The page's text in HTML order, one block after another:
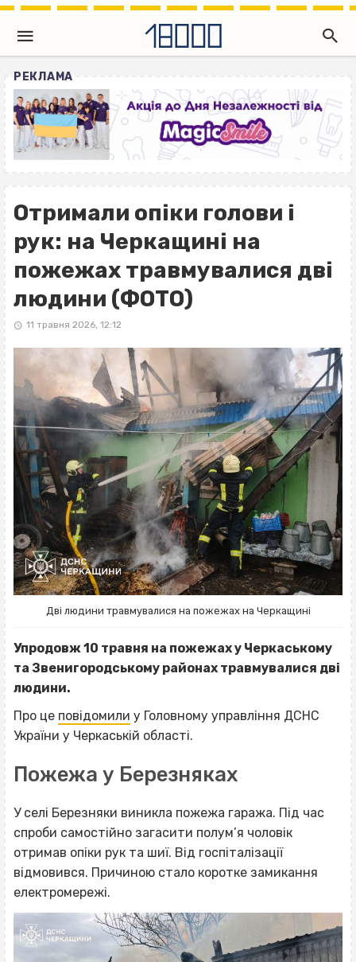
РЕКЛАМА
Отримали опіки голови і
рук: на Черкащині на
пожежах травмувалися дві
людини (ФОТО)
11 травня 2026, 12:12
Дві людини травмувалися на пожежах на Черкащині
Упродовж 10 травня на пожежах у Черкаському
та Звенигородському районах травмувалися дві
людини.
Про це повідомили у Головному управління ДСНС
України у Черкаській області.
Пожежа у Березняках
У селі Березняки виникла пожежа гаража. Під час
спроби самостійно загасити полум’я чоловік
отримав опіки рук та шиї. Від госпіталізації
відмовився. Причиною стало коротке замикання
електромережі.